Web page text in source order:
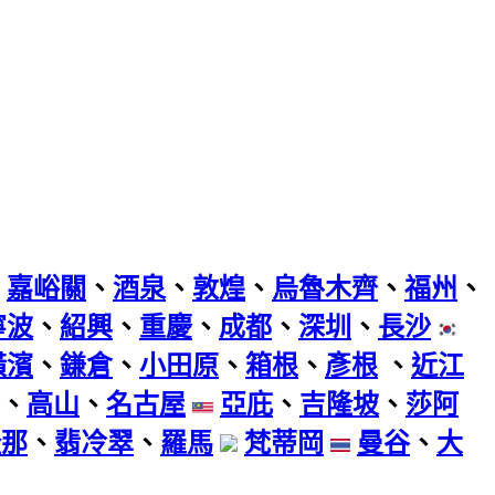
嘉峪關 、 酒泉 、 敦煌 、 烏魯木齊、 福州 、
波 、 紹興 、 重慶、 成都 、 深圳 、 長沙
濱 、 鎌倉、 小田原 、 箱根 、 彥根 、 近江
、 高山 、 名古屋 亞庇 、 吉隆坡 、 莎阿
、 翡冷翠 、 羅馬 梵蒂岡 曼谷、 大